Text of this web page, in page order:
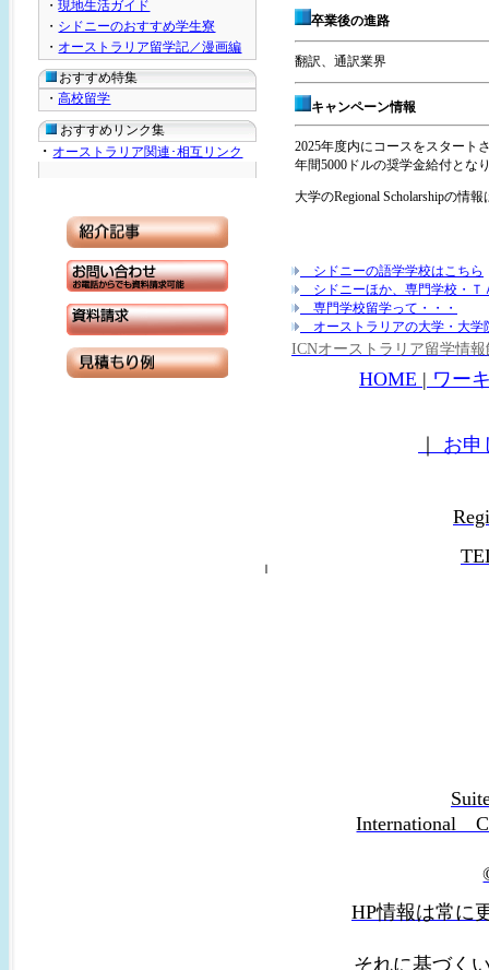
・現地生活ガイド
・ シドニーのおすすめ学生寮
・ オーストラリア留学記／漫画編
おすすめ特集
・高校留学
おすすめリンク集
・ オーストラリア関連･相互リンク
ｌ
卒業後の進路
翻訳、通訳業界
キャンペーン情報
2025年度内にコースをスタート
年間5000ドルの奨学金給付とな
大学のRegional Scholarshipの情報
シドニーの語学学校はこちら
シドニーほか、専門学校・Ｔ
専門学校留学って・・・
オーストラリアの大学・大学
ICNオーストラリア留学情
HOME | ワー
お申
International
HP情報は常に
それに基づく